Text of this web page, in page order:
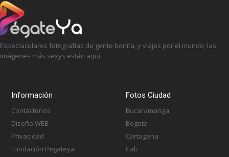
Espectaculares fotografías de gente bonita, y viajes por el mundo, las
imágenes más sexys están aquí.
Información
Contáctenos
Diseño WEB
Privacidad
Fundación Pegateya
Fotos Ciudad
Bucaramanga
Bogota
Cartagena
Cali